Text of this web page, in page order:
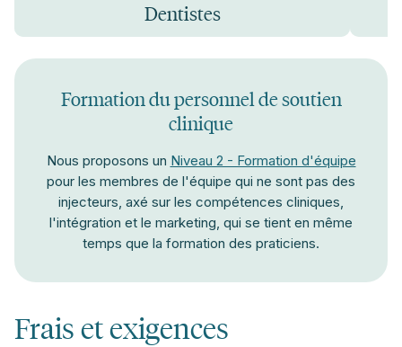
Dentistes
Formation du personnel de soutien
clinique
Nous proposons un Niveau 2 - Formation d'équipe
pour les membres de l'équipe qui ne sont pas des
injecteurs, axé sur les compétences cliniques,
l'intégration et le marketing, qui se tient en même
temps que la formation des praticiens.
Frais et exigences